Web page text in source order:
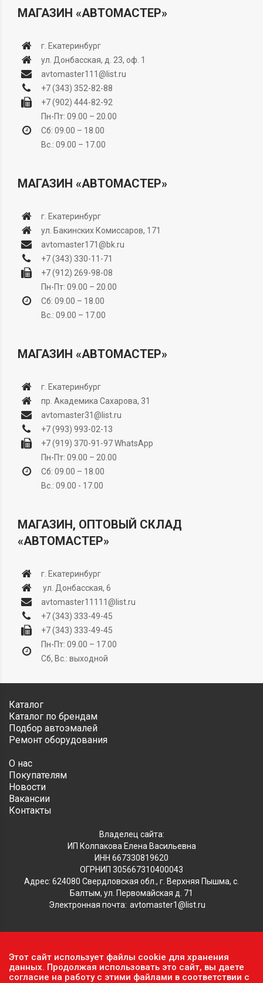
МАГАЗИН «АВТОМАСТЕР»
г. Екатеринбург
ул. Донбасская, д. 23, оф. 1
avtomaster111@list.ru
+7 (343) 352-82-88
+7 (902) 444-82-92
Пн-Пт: 09.00 – 20.00
Сб: 09.00 – 18.00
Вс.: 09.00 – 17.00
МАГАЗИН «АВТОМАСТЕР»
г. Екатеринбург
ул. Бакинских Комиссаров, 171
avtomaster171@bk.ru
+7 (343) 330-11-71
+7 (912) 269-98-08
Пн-Пт: 09.00 – 20.00
Сб: 09.00 – 18.00
Вс.: 09.00 – 17.00
МАГАЗИН «АВТОМАСТЕР»
г. Екатеринбург
пр. Академика Сахарова, 31
avtomaster31@list.ru
+7 (993) 993-02-13
+7 (919) 370-91-97WhatsApp
Пн-Пт: 09.00 – 20.00
Сб: 09.00 – 18.00
Вс.: 09.00 - 17.00
МАГАЗИН, ОПТОВЫЙ СКЛАД
«АВТОМАСТЕР»
г. Екатеринбург
ул. Донбасская, 6
avtomaster11111@list.ru
+7 (343) 333-49-45
+7 (343) 333-49-45
Пн-Пт: 09.00 – 17.00
Сб, Вс.: выходной
Каталог
Каталог по брендам
Подбор автоэмалей
Ремонт оборудования
О нас
Покупателям
Новости
Вакансии
Контакты
Владелец сайта:
ИП Колпакова Елена Васильевна
ИНН 667330819620
ОГРНИП 305667310400043
Адрес: 624080 Свердловская обл., г. Верхняя Пышма, с.
Балтым, ул. Первомайская д. 71
Электронная почта: avtomaster1@list.ru
Обратите внимание, что данный сайт носит исключительно
информационный характер и ни при каких условиях не
является публичной офертой, определяемой положениями ч.2
Этот сайт использует файлы cookie для хранения
данных. Продолжая использовать это сайт, вы даете
согласие на работу с этими файлами в соответствии с